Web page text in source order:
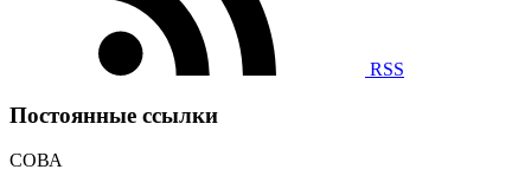
RSS
Постоянные ссылки
СОВА